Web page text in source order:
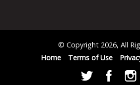
© Copyright 2026, All
Home
Terms of Use